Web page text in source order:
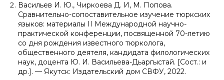
Васильев И. Ю., Чиркоева Д. И, М. Попова.
Сравнительно-сопоставительное изучение тюркских
языков: материалы II Международной научно-
практической конференции, посвященной 70-летию
со дня рождения известного тюрколога,
общественного деятеля, кандидата филологических
наук, доцента Ю. И. Васильева-Дьаргыстай. [Сост.: и
др.]. — Якутск: Издательский дом СВФУ, 2022.